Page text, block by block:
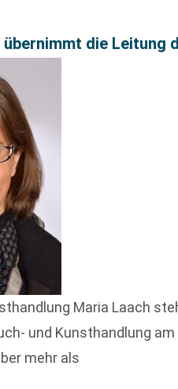
die Leitung
Maria Laach
und Kunsthandlung
mehr als